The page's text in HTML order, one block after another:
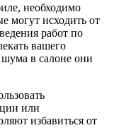
необходимо
могут исходить от
работ по
вашего
в салоне они
или
избавиться от